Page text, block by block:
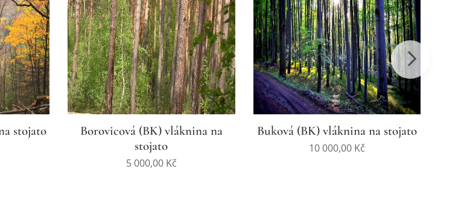
stojato
Borovicová (BK) vláknina na
stojato
5 000,00Kč
Buková (BK) vláknina na stojato
10 000,00Kč